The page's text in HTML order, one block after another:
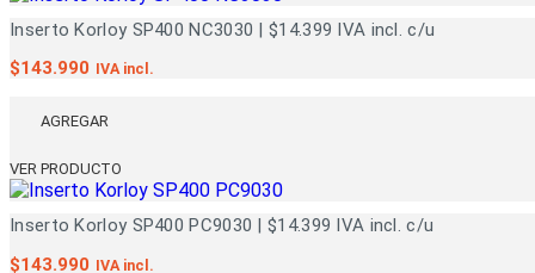
Inserto Korloy SP400 NC3030 | $14.399 IVA incl. c/u
$143.990 IVA incl.
AGREGAR
VER PRODUCTO
Inserto Korloy SP400 PC9030 | $14.399 IVA incl. c/u
$143.990 IVA incl.